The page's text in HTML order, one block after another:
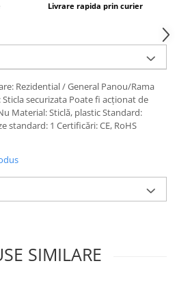
Livrare rapida prin curier
Rezidential / General Panou/Rama
securizata Poate fi acționat de
Material: Sticlă, plastic Standard:
standard: 1 Certificări: CE, RoHS
SIMILARE